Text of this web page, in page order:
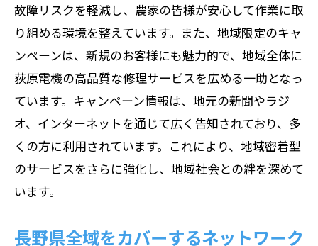
故障リスクを軽減し、農家の皆様が安心して作業に取
り組める環境を整えています。また、地域限定のキャ
ンペーンは、新規のお客様にも魅力的で、地域全体に
荻原電機の高品質な修理サービスを広める一助となっ
ています。キャンペーン情報は、地元の新聞やラジ
オ、インターネットを通じて広く告知されており、多
くの方に利用されています。これにより、地域密着型
のサービスをさらに強化し、地域社会との絆を深めて
います。
長野県全域をカバーするネットワーク